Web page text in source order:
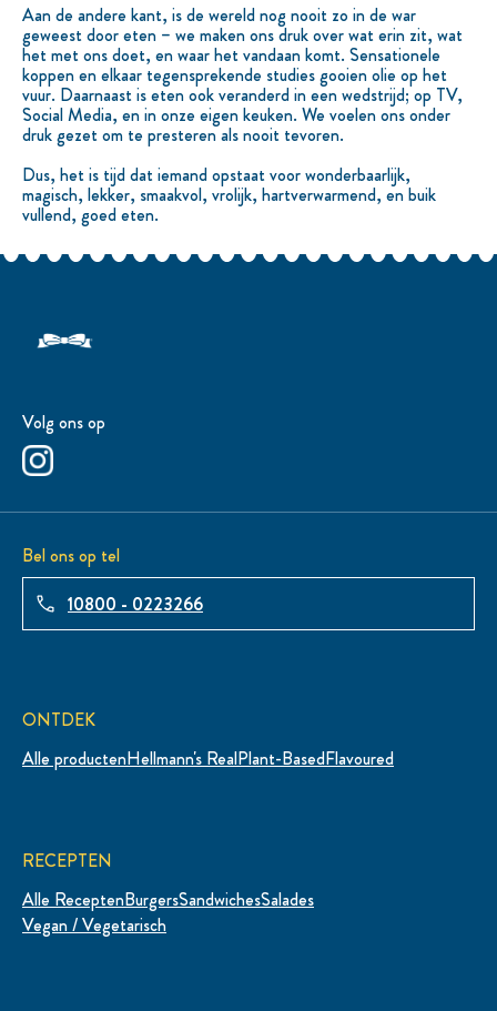
Aan de andere kant, is de wereld nog nooit zo in de war
geweest door eten – we maken ons druk over wat erin zit, wat
het met ons doet, en waar het vandaan komt. Sensationele
koppen en elkaar tegensprekende studies gooien olie op het
vuur. Daarnaast is eten ook veranderd in een wedstrijd; op TV,
Social Media, en in onze eigen keuken. We voelen ons onder
druk gezet om te presteren als nooit tevoren.
Dus, het is tijd dat iemand opstaat voor wonderbaarlijk,
magisch, lekker, smaakvol, vrolijk, hartverwarmend, en buik
vullend, goed eten.
Volg ons op
Bel ons op tel
10800 - 0223266
ONTDEK
Alle productenHellmann's RealPlant-BasedFlavoured
RECEPTEN
Alle ReceptenBurgersSandwichesSalades
Vegan / Vegetarisch